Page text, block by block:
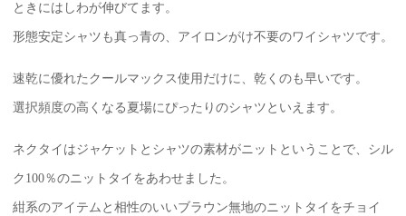
ときにはしわが伸びてます。
形態安定シャツも真っ青の、アイロンがけ不要のワイシャツです。
速乾に優れたクールマックス使用だけに、乾くのも早いです。
選択頻度の高くなる夏場にぴったりのシャツといえます。
ネクタイはジャケットとシャツの素材がニットということで、シル
ク100％のニットタイをあわせました。
紺系のアイテムと相性のいいブラウン無地のニットタイをチョイ